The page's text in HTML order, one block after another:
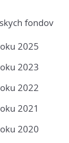
fondov
2025
2023
2022
2021
2020